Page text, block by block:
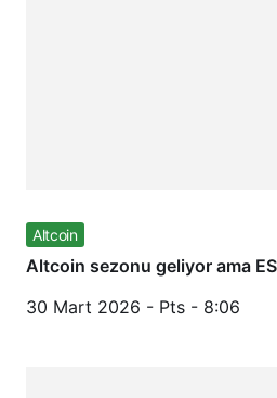
Altcoin
Altcoin sezonu geliyor ama
30 Mart 2026 - Pts - 8:06